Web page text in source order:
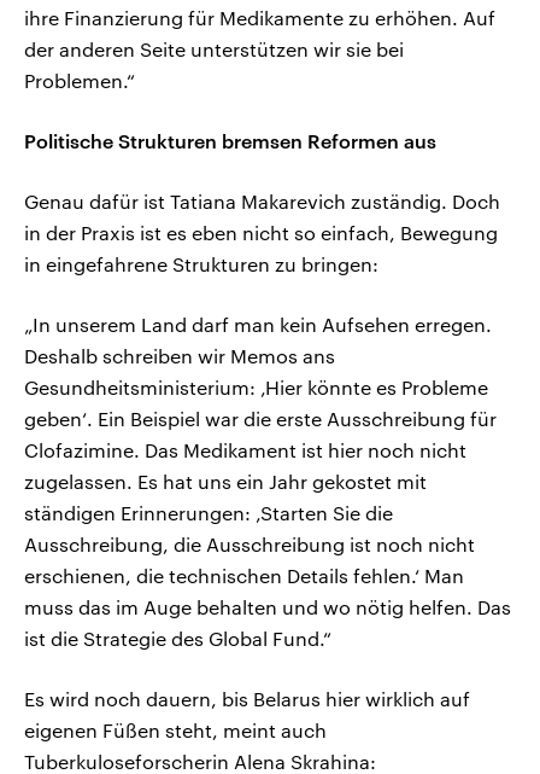
ihre Finanzierung für Medikamente zu erhöhen. Auf
der anderen Seite unterstützen wir sie bei
Problemen.“
Politische Strukturen bremsen Reformen aus
Genau dafür ist Tatiana Makarevich zuständig. Doch
in der Praxis ist es eben nicht so einfach, Bewegung
in eingefahrene Strukturen zu bringen:
„In unserem Land darf man kein Aufsehen erregen.
Deshalb schreiben wir Memos ans
Gesundheitsministerium: ‚Hier könnte es Probleme
geben‘. Ein Beispiel war die erste Ausschreibung für
Clofazimine. Das Medikament ist hier noch nicht
zugelassen. Es hat uns ein Jahr gekostet mit
ständigen Erinnerungen: ‚Starten Sie die
Ausschreibung, die Ausschreibung ist noch nicht
erschienen, die technischen Details fehlen.‘ Man
muss das im Auge behalten und wo nötig helfen. Das
ist die Strategie des Global Fund.“
Es wird noch dauern, bis Belarus hier wirklich auf
eigenen Füßen steht, meint auch
Tuberkuloseforscherin Alena Skrahina: